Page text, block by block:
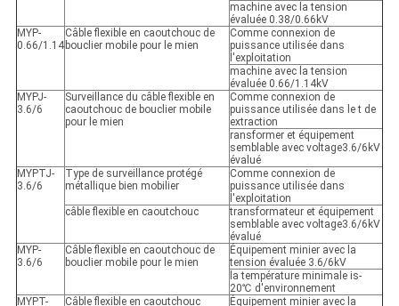
machine avec la tension
évaluée 0.38/0.66kV
MYP-
0.66/1.14
Câble flexible en caoutchouc de
bouclier mobile pour le mien
Comme connexion de
puissance utilisée dans
l'exploitation
machine avec la tension
évaluée 0.66/1.14kV
MYPJ-
3.6/6
Surveillance du câble flexible en
caoutchouc de bouclier mobile
pour le mien
Comme connexion de
puissance utilisée dans le t de
extraction
ransformer et équipement
semblable avec voltage3.6/6kV
évalué
MYPTJ-
3.6/6
Type de surveillance protégé
métallique bien mobilier
Comme connexion de
puissance utilisée dans
l'exploitation
câble flexible en caoutchouc
transformateur et équipement
semblable avec voltage3.6/6kV
évalué
MYP-
3.6/6
Câble flexible en caoutchouc de
bouclier mobile pour le mien
Équipement minier avec la
tension évaluée 3.6/6kV
la température minimale is-
20℃ d'environnement
MYPT-
Câble flexible en caoutchouc
Équipement minier avec la